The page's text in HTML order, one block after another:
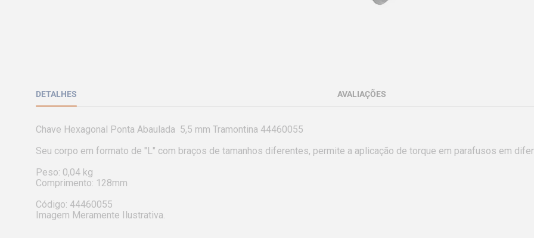
DETALHES AVALIAÇÕES
Chave Hexagonal Ponta Abaulada  5,5 mm Tramontina 44460055
Seu corpo em formato de "L" com braços de tamanhos diferentes, permite a aplicação de torque em parafusos em
Peso: 0,04 kg
Comprimento: 128mm
Código: 44460055
Imagem Meramente Ilustrativa.